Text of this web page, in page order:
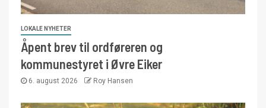
LOKALE NYHETER
Åpent brev til ordføreren og
kommunestyret i Øvre Eiker
6. august 2026 Roy Hansen